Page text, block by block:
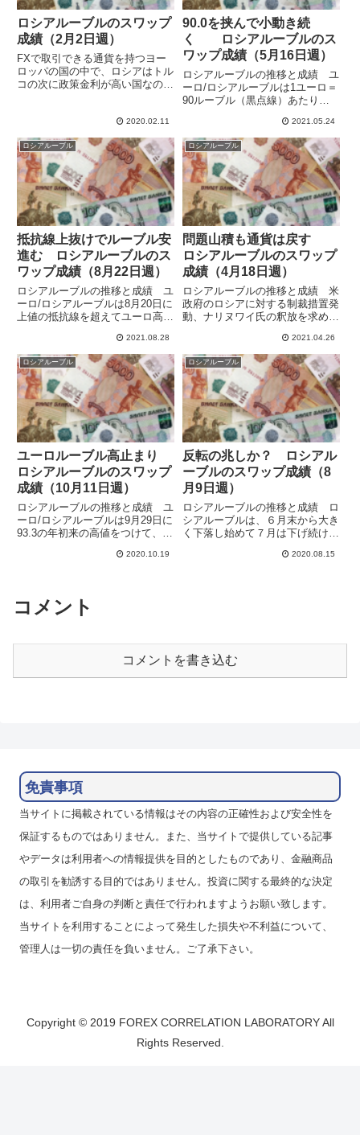
ロシアルーブルのスワップ
成績（2月2日週）
FXで取引できる通貨を持つヨー
ロッパの国の中で、ロシアはトル
コの次に政策金利が高い国なの
だ、スワップも高いですがボラテ
ィリティーも高く危険な香りがし
ます。過去のデータ上ではスイス
フラ...
2020.02.11
90.0を挟んで小動き続
く ロシアルーブルのス
ワップ成績（5月16日週）
ロシアルーブルの推移と成績 ユ
ーロ/ロシアルーブルは1ユーロ＝
90ルーブル（黒点線）あたりを
ャートでは少しずつ下げてユーロ
安ルーブル高がゆっくり進んでい
るように見えます。前の週末の
89.87から週間で0.19ユ...
2021.05.24
ロシアルーブル
抵抗線上抜けでルーブル安
進む ロシアルーブルのス
ワップ成績（8月22日週）
ロシアルーブルの推移と成績 ユ
ーロ/ロシアルーブルは8月20日に
上値の抵抗線を超えてユーロ高ル
87.51までルーブル安が進みまし
た。金曜27日のパウエル米FRB
議長の講演ののちは急速にルーブ
ルが戻して86.75...
2021.08.28
ロシアルーブル
問題山積も通貨は戻す
ロシアルーブルのスワップ
成績（4月18日週）
ロシアルーブルの推移と成績 米
政府のロシアに対する制裁措置発
動、ナリヌワイ氏の釈放を求める
の大規模演習に伴う第２次ウクラ
イナ危機などこのところ悪いニュ
ースが続いているロシアですが、
ユーロ/ルーブルは15日につけ...
2021.04.26
ロシアルーブル
ユーロルーブル高止まり
ロシアルーブルのスワップ
成績（10月11日週）
ロシアルーブルの推移と成績 ユ
ーロ/ロシアルーブルは9月29日に
93.3の年初来の高値をつけて、
んだのちに反落しています。期待
ーロ安・ルーブ...
2020.10.19
ロシアルーブル
反転の兆しか？ ロシアル
ーブルのスワップ成績（8
月9日週）
ロシアルーブルの推移と成績 ロ
シアルーブルは、６月末から大き
く下落し始めて７月は下げ続けま
って横ばいとなっています。対ユ
2020.08.15
コメント
コメントを書き込む
免責事項
当サイトに掲載されている情報はその内容の正確性および安全性を
保証するものではありません。また、当サイトで提供している記事
やデータは利用者への情報提供を目的としたものであり、金融商品
の取引を勧誘する目的ではありません。投資に関する最終的な決定
は、利用者ご自身の判断と責任で行われますようお願い致します。
当サイトを利用することによって発生した損失や不利益について、
管理人は一切の責任を負いません。ご了承下さい。
Copyright © 2019 FOREX CORRELATION LABORATORY All
Rights Reserved.